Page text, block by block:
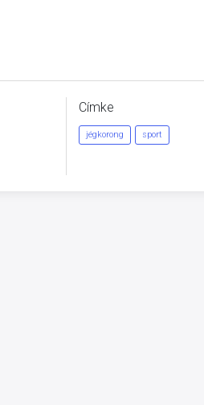
Címke
jégkorong sport